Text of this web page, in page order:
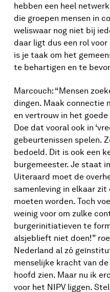
hebben een heel
die groepen mensen in
weliswaar nog niet bij
daar ligt dus een rol
is je taak om het
te behartigen en te
Marcouch: “Mensen
dingen. Maak connectie
en vertrouw in het
Doe dat vooral ook in
gebeurtenissen spelen.
bedoeld. Dit is ook een
burgemeester. Je staat
Uiteraard moet de
samenleving in elkaar
moeten worden. Toch
weinig voor om zulke
burgerinitiatieven te
alsjeblieft niet doen!”
Nederland al zó
menselijke kracht van
hoofd zien. Maar nu ik
voor het NIPV liggen.